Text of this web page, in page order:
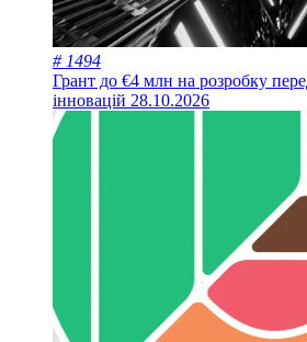
# 1494
Грант до €4 млн на розробку
інновацій 28.10.2026